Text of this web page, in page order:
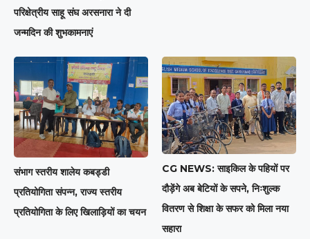
परिक्षेत्रीय साहू संघ अरसनारा ने दी
जन्मदिन की शुभकामनाएं
संभाग स्तरीय शालेय कबड्डी
प्रतियोगिता संपन्न, राज्य स्तरीय
प्रतियोगिता के लिए खिलाड़ियों का चयन
CG NEWS: साइकिल के पहियों पर
दौड़ेंगे अब बेटियों के सपने, निःशुल्क
वितरण से शिक्षा के सफर को मिला नया
सहारा